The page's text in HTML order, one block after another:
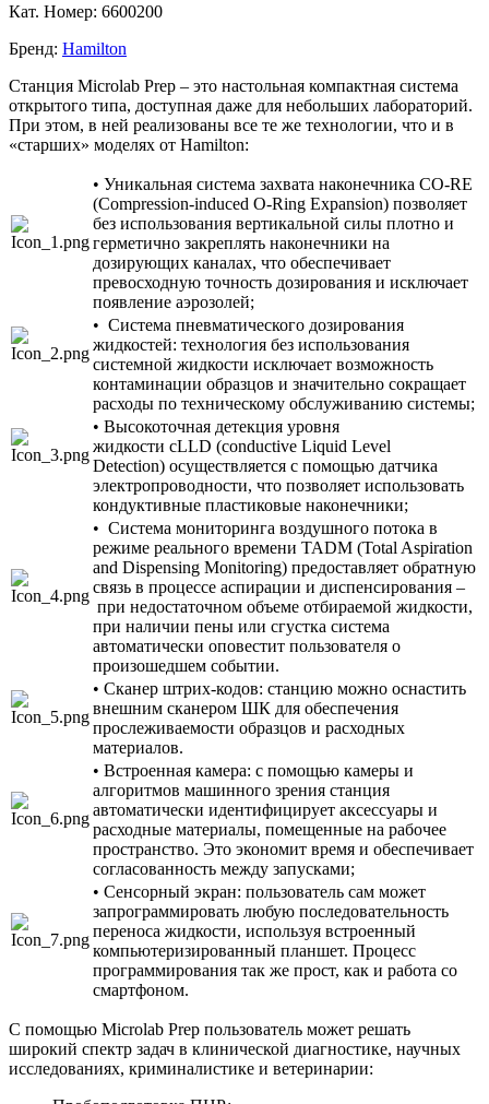
Кат. Номер: 6600200
Бренд: Hamilton
Станция Microlab Prep – это настольная компактная система
открытого типа, доступная даже для небольших лабораторий.
При этом, в ней реализованы все те же технологии, что и в
«старших» моделях от Hamilton:
• Уникальная система захвата наконечника CO-RE
(Compression-induced O-Ring Expansion) позволяет
без использования вертикальной силы плотно и
герметично закреплять наконечники на
дозирующих каналах, что обеспечивает
превосходную точность дозирования и исключает
появление аэрозолей;
• Система пневматического дозирования
жидкостей: технология без использования
системной жидкости исключает возможность
контаминации образцов и значительно сокращает
расходы по техническому обслуживанию системы;
• Высокоточная детекция уровня
жидкости cLLD (conductive Liquid Level
Detection) осуществляется с помощью датчика
электропроводности, что позволяет использовать
кондуктивные пластиковые наконечники;
• Система мониторинга воздушного потока в
режиме реального времени TADM (Total Aspiration
and Dispensing Monitoring) предоставляет обратную
связь в процессе аспирации и диспенсирования –
при недостаточном объеме отбираемой жидкости,
при наличии пены или сгустка система
автоматически оповестит пользователя о
произошедшем событии.
• Сканер штрих-кодов: станцию можно оснастить
внешним сканером ШК для обеспечения
прослеживаемости образцов и расходных
материалов.
• Встроенная камера: с помощью камеры и
алгоритмов машинного зрения станция
автоматически идентифицирует аксессуары и
расходные материалы, помещенные на рабочее
пространство. Это экономит время и обеспечивает
согласованность между запусками;
• Сенсорный экран: пользователь сам может
запрограммировать любую последовательность
переноса жидкости, используя встроенный
компьютеризированный планшет. Процесс
программирования так же прост, как и работа со
смартфоном.
С помощью Microlab Prep пользователь может решать
широкий спектр задач в клинической диагностике, научных
исследованиях, криминалистике и ветеринарии: